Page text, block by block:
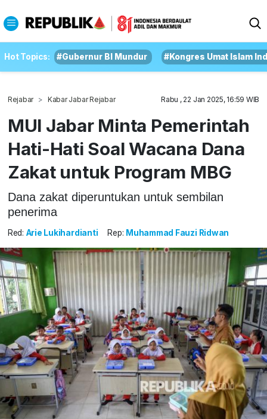
Hot Topics: #Gubernur BI Mundur #Kongres Umat Islam
Rejabar Kabar Jabar Rejabar Rabu , 22 Jan 2025, 16:59 WIB
MUI Jabar Minta Pemerintah
Hati-Hati Soal Wacana Dana
Zakat untuk Program MBG
Dana zakat diperuntukan untuk sembilan
penerima
Red: Arie Lukihardianti Rep: Muhammad Fauzi Ridwan